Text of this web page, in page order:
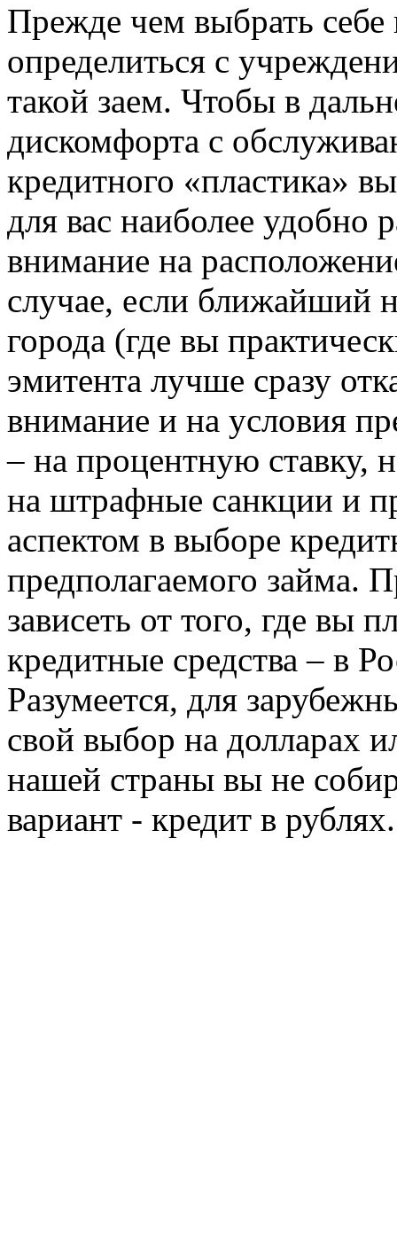
Прежде чем выбрать
определиться с
такой заем. Чтобы в
дискомфорта с
кредитного «пластика»
для вас наиболее удобно
внимание на
случае, если ближайший
города (где вы
эмитента лучше сразу
внимание и на условия
– на процентную ставку,
на штрафные санкции и
аспектом в выборе
предполагаемого займа.
зависеть от того, где вы
кредитные средства – в
Разумеется, для
свой выбор на долларах
нашей страны вы не
вариант - кредит в рублях.